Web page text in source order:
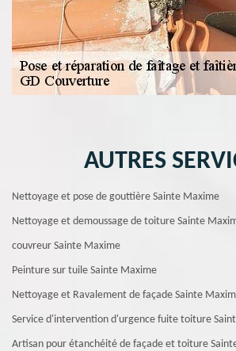
AUTRES
Nettoyage et pose de gouttière Sainte Maxime
Nettoyage et demoussage de toiture Sainte
couvreur Sainte Maxime
Peinture sur tuile Sainte Maxime
Nettoyage et Ravalement de façade Sainte
Service d'intervention d'urgence fuite toiture
Artisan pour étanchéité de façade et toiture